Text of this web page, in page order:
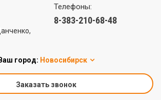
Телефоны:
8-383-210-68-48
Ваш город: Новосибирск
Заказать звонок